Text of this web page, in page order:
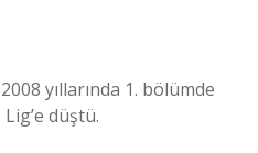
yıllarında 1. bölümde
düştü.